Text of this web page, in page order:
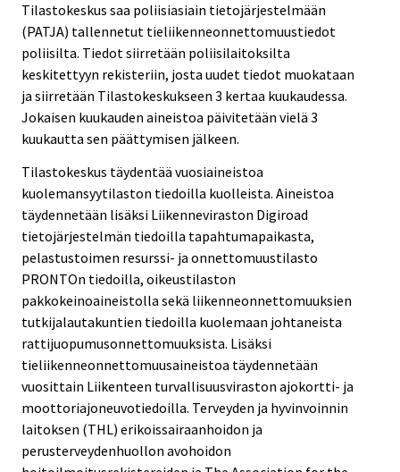
Tilastokeskus saa poliisiasiain tietojärjestelmään
(PATJA) tallennetut tieliikenneonnettomuustiedot
poliisilta. Tiedot siirretään poliisilaitoksilta
keskitettyyn rekisteriin, josta uudet tiedot muokataan
ja siirretään Tilastokeskukseen 3 kertaa kuukaudessa.
Jokaisen kuukauden aineistoa päivitetään vielä 3
kuukautta sen päättymisen jälkeen.
Tilastokeskus täydentää vuosiaineistoa
kuolemansyytilaston tiedoilla kuolleista. Aineistoa
täydennetään lisäksi Liikenneviraston Digiroad
tietojärjestelmän tiedoilla tapahtumapaikasta,
pelastustoimen resurssi- ja onnettomuustilasto
PRONTOn tiedoilla, oikeustilaston
pakkokeinoaineistolla sekä liikenneonnettomuuksien
tutkijalautakuntien tiedoilla kuolemaan johtaneista
rattijuopumusonnettomuuksista. Lisäksi
tieliikenneonnettomuusaineistoa täydennetään
vuosittain Liikenteen turvallisuusviraston ajokortti- ja
moottoriajoneuvotiedoilla. Terveyden ja hyvinvoinnin
laitoksen (THL) erikoissairaanhoidon ja
perusterveydenhuollon avohoidon